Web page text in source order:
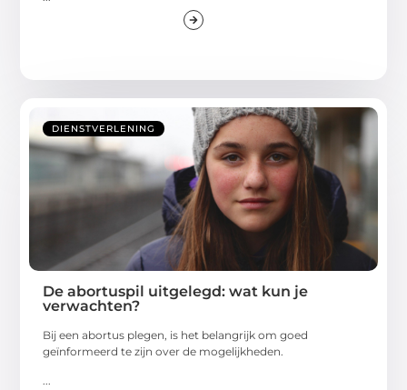
DIENSTVERLENING
De abortuspil uitgelegd: wat kun je
verwachten?
Bij een abortus plegen, is het belangrijk om goed
geïnformeerd te zijn over de mogelijkheden.
...